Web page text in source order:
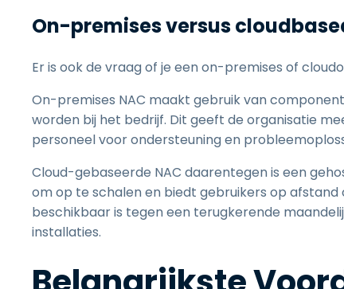
On-premises versus
Er is ook de vraag of je een on-premises of
On-premises NAC maakt gebruik van
worden bij het bedrijf. Dit geeft de organisatie
personeel voor ondersteuning en
Cloud-gebaseerde NAC daarentegen is een
om op te schalen en biedt gebruikers op
beschikbaar is tegen een terugkerende
installaties.